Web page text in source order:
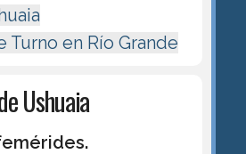
Turno en Río Grande
Ushuaia